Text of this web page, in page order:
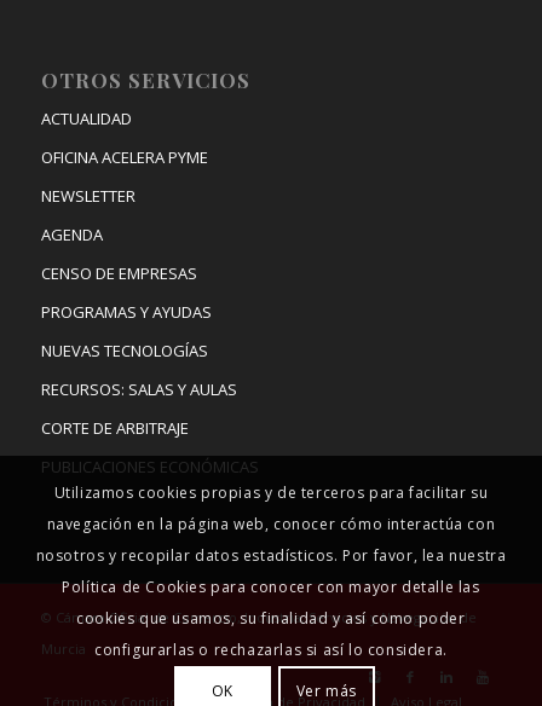
OTROS SERVICIOS
ACTUALIDAD
OFICINA ACELERA PYME
NEWSLETTER
AGENDA
CENSO DE EMPRESAS
PROGRAMAS Y AYUDAS
NUEVAS TECNOLOGÍAS
RECURSOS: SALAS Y AULAS
CORTE DE ARBITRAJE
PUBLICACIONES ECONÓMICAS
© Cámara Oficial de Comercio, Industria, Servicios y Navegación de
Murcia
Términos y Condiciones Política de Privacidad Aviso Legal
Utilizamos cookies propias y de terceros para facilitar su
navegación en la página web, conocer cómo interactúa con
nosotros y recopilar datos estadísticos. Por favor, lea nuestra
Política de Cookies para conocer con mayor detalle las
cookies que usamos, su finalidad y así como poder
configurarlas o rechazarlas si así lo considera.
OK Ver más